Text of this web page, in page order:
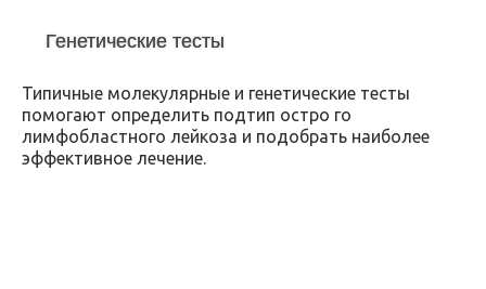
Генетические тесты
Типичные молекулярные и генетические тесты
помогают определить подтип остро го
лимфобластного лейкоза и подобрать наиболее
эффективное лечение.